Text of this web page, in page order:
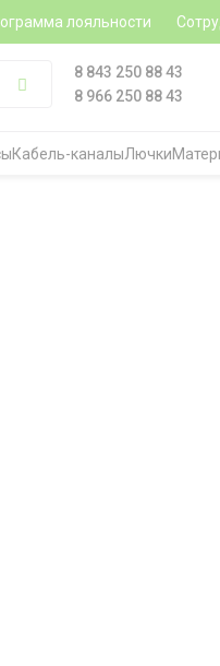
лояльности
8 843 250 88 43
8 966 250 88 43
Кабель-каналыЛючки